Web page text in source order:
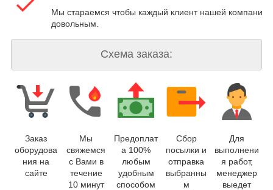
Мы стараемся чтобы каждый клиент нашей компании
довольным.
Схема заказа:
Заказ
оборудова
ния на
сайте
Мы
свяжемся
с Вами в
течение
10 минут
Предоплат
а 100%
любым
удобным
способом
Сбор
посылки и
отправка
выбранны
м
Для
выполнени
я работ,
менеджер
выедет